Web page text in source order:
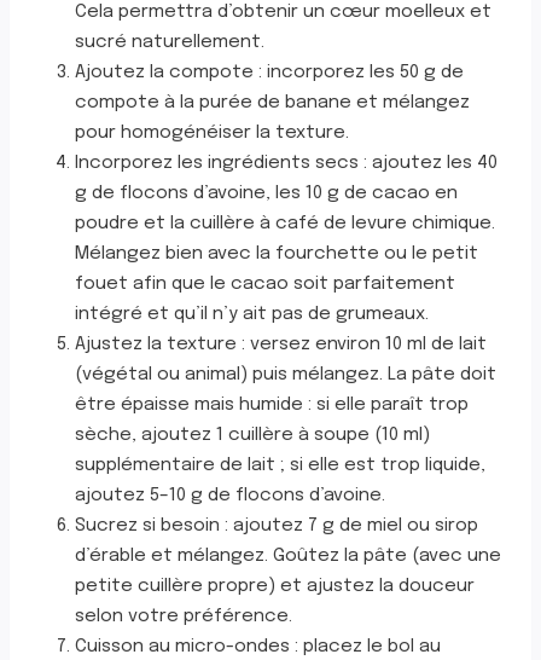
Cela permettra d’obtenir un cœur moelleux et
sucré naturellement.
Ajoutez la compote : incorporez les 50 g de
compote à la purée de banane et mélangez
pour homogénéiser la texture.
Incorporez les ingrédients secs : ajoutez les 40
g de flocons d’avoine, les 10 g de cacao en
poudre et la cuillère à café de levure chimique.
Mélangez bien avec la fourchette ou le petit
fouet afin que le cacao soit parfaitement
intégré et qu’il n’y ait pas de grumeaux.
Ajustez la texture : versez environ 10 ml de lait
(végétal ou animal) puis mélangez. La pâte doit
être épaisse mais humide : si elle paraît trop
sèche, ajoutez 1 cuillère à soupe (10 ml)
supplémentaire de lait ; si elle est trop liquide,
ajoutez 5–10 g de flocons d’avoine.
Sucrez si besoin : ajoutez 7 g de miel ou sirop
d’érable et mélangez. Goûtez la pâte (avec une
petite cuillère propre) et ajustez la douceur
selon votre préférence.
Cuisson au micro-ondes : placez le bol au